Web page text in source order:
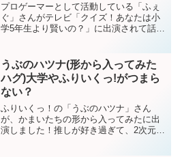
プロゲーマーとして活動している「ふぇ
ぐ」さんがテレビ「クイズ！あなたは小
学5年生より賢いの？」に出演されて話題
の？など、気になりますよね。では、見
ていきましょう！ふぇぐの...
うぶのハツナ(形から入ってみた
ハグ)大学やふりいくっ!がつまら
ない？
ふりいくっ！の「うぶのハツナ」さん
が、かまいたちの形から入ってみたに出
演しました！推しが好き過ぎて、2次元し